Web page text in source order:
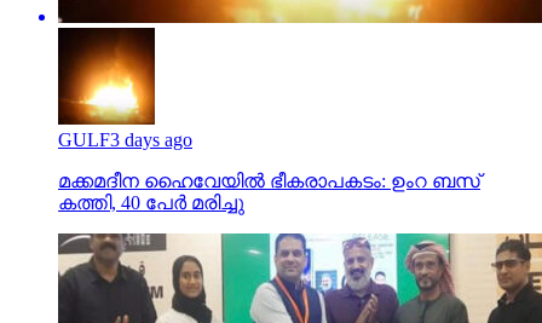
GULF3 days ago
മക്കമദീന ഹൈവേയില്‍ ഭീകരാപകടം: ഉംറ ബസ്
കത്തി, 40 പേര്‍ മരിച്ചു